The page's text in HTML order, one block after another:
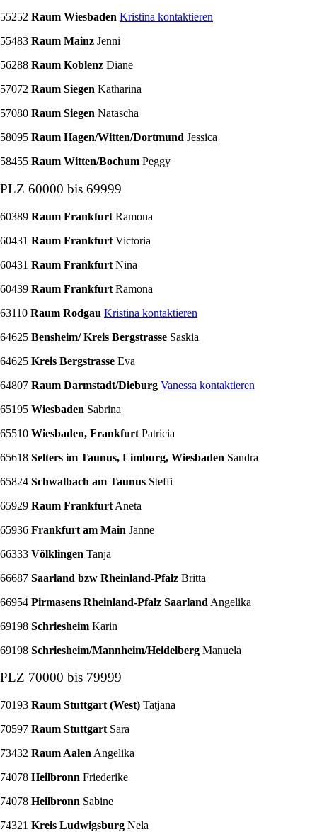
55252 Raum Wiesbaden Kristina kontaktieren
55483 Raum Mainz Jenni
56288 Raum Koblenz Diane
57072 Raum Siegen Katharina
57080 Raum Siegen Natascha
58095 Raum Hagen/Witten/Dortmund Jessica
58455 Raum Witten/Bochum Peggy
PLZ 60000 bis 69999
60389 Raum Frankfurt Ramona
60431 Raum Frankfurt Victoria
60431 Raum Frankfurt Nina
60439 Raum Frankfurt Ramona
63110 Raum Rodgau Kristina kontaktieren
64625 Bensheim/ Kreis Bergstrasse Saskia
64625 Kreis Bergstrasse Eva
64807 Raum Darmstadt/Dieburg Vanessa kontaktieren
65195 Wiesbaden Sabrina
65510 Wiesbaden, Frankfurt Patricia
65618 Selters im Taunus, Limburg, Wiesbaden Sandra
65824 Schwalbach am Taunus Steffi
65929 Raum Frankfurt Aneta
65936 Frankfurt am Main Janne
66333 Völklingen Tanja
66687 Saarland bzw Rheinland-Pfalz Britta
66954 Pirmasens Rheinland-Pfalz Saarland Angelika
69198 Schriesheim Karin
69198 Schriesheim/Mannheim/Heidelberg Manuela
PLZ 70000 bis 79999
70193 Raum Stuttgart (West) Tatjana
70597 Raum Stuttgart Sara
73432 Raum Aalen Angelika
74078 Heilbronn Friederike
74078 Heilbronn Sabine
74321 Kreis Ludwigsburg Nela